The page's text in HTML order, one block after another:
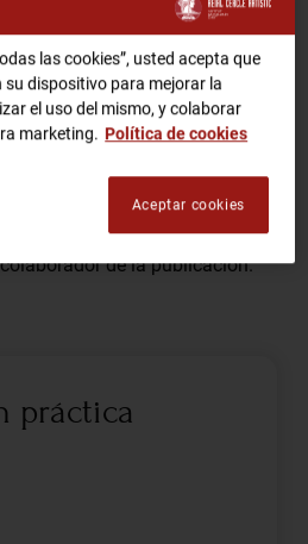
TEATRO
360º
que repasa la historia de la
a través de las anécdotas
de la publicación.
práctica
las cookies”, usted acepta que
su dispositivo para mejorar la
el uso del mismo, y colaborar
marketing. Política de cookies
Aceptar cookies